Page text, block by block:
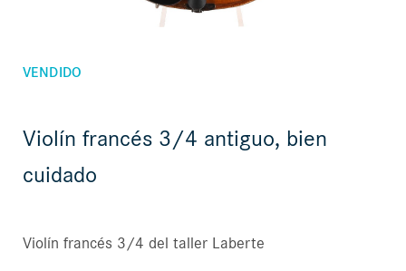
VENDIDO
Violín francés 3/4 antiguo, bien
cuidado
Violín francés 3/4 del taller Laberte